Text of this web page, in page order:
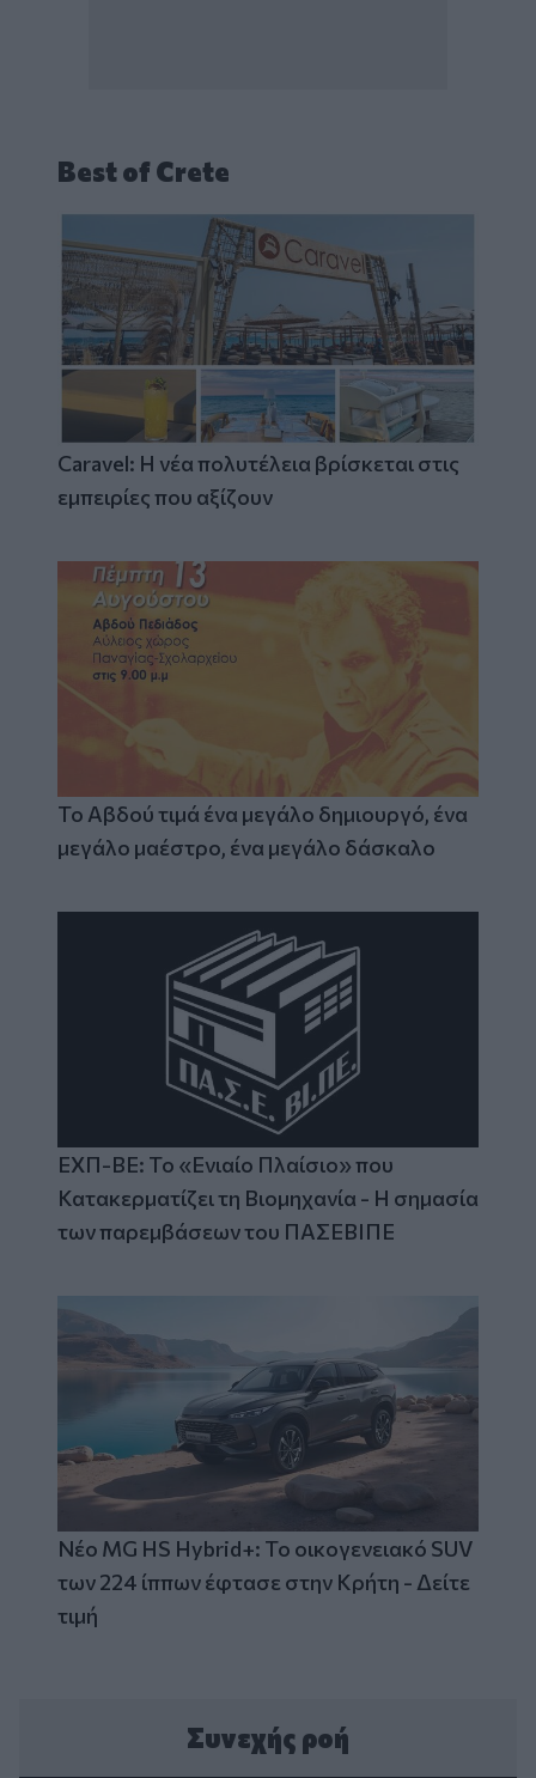
Best of Crete
Caravel: Η νέα πολυτέλεια βρίσκεται στις
εμπειρίες που αξίζουν
Το Αβδού τιμά ένα μεγάλο δημιουργό, ένα
μεγάλο μαέστρο, ένα μεγάλο δάσκαλο
ΕΧΠ-ΒΕ: Το «Ενιαίο Πλαίσιο» που
Κατακερματίζει τη Βιομηχανία - Η σημασία
των παρεμβάσεων του ΠΑΣΕΒΙΠΕ
Νέο MG HS Hybrid+: Το οικογενειακό SUV
των 224 ίππων έφτασε στην Κρήτη - Δείτε
τιμή
Συνεχής ροή